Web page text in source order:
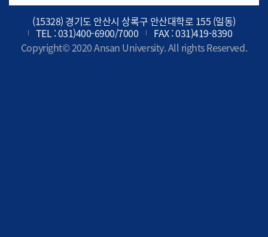
(15328) 경기도 안산시 상록구 안산대학로 155 (일동)
TEL : 031)400-6900/7000
FAX : 031)419-8390
Copyright© 2020 Ansan University. All rights Reserved.